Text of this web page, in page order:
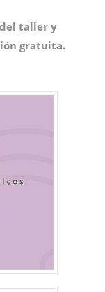
taller y
gratuita.